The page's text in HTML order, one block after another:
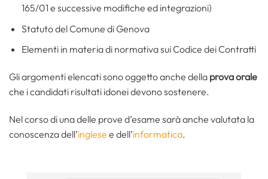
165/01 e successive modifiche ed integrazioni)
Statuto del Comune di Genova
Elementi in materia di normativa sui Codice dei Contratti
Gli argomenti elencati sono oggetto anche della prova orale
che i candidati risultati idonei devono sostenere.
Nel corso di una delle prove d’esame sarà anche valutata la
conoscenza dell’inglese e dell’informatica.